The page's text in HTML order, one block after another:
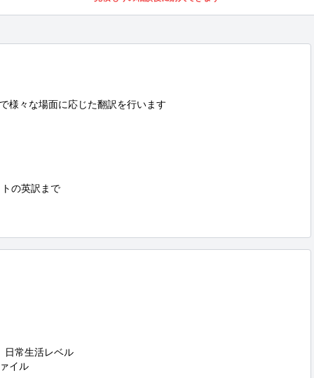
様々な場面に応じた翻訳を行います
の英訳まで
日常生活レベル
イル